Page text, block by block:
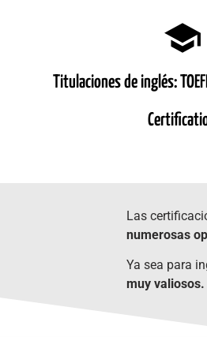
Titulaciones de inglés:
Las
numerosas
Ya sea para
muy valiosos.